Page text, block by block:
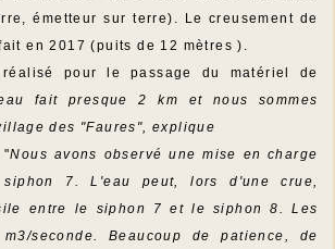
émetteur sur terre). Le creusement de
en 2017 (puits de 12 mètres ).
pour le passage du matériel de
fait presque 2 km et nous sommes
des "Faures", explique
"Nous avons observé une mise en charge
7. L'eau peut, lors d'une crue,
entre le siphon 7 et le siphon 8. Les
seconde.
Beaucoup de patience, de